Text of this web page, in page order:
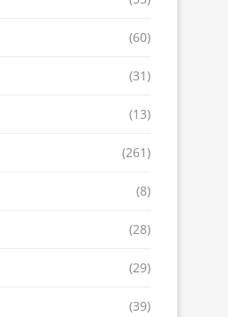
(60)
(31)
(13)
(261)
(8)
(28)
(29)
(39)